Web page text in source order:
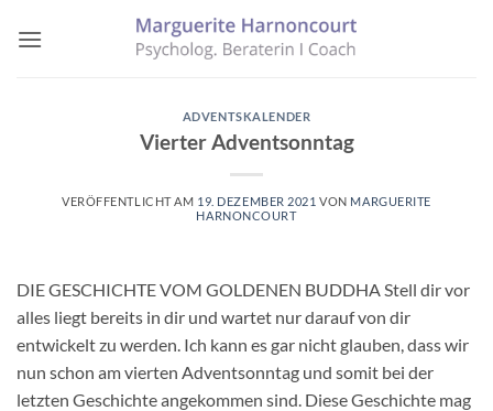
Inhalt
ADVENTSKALENDER
Vierter Adventsonntag
VERÖFFENTLICHT AM 19. DEZEMBER 2021 VON MARGUERITE
HARNONCOURT
DIE GESCHICHTE VOM GOLDENEN BUDDHA Stell dir vor
alles liegt bereits in dir und wartet nur darauf von dir
entwickelt zu werden. Ich kann es gar nicht glauben, dass wir
nun schon am vierten Adventsonntag und somit bei der
letzten Geschichte angekommen sind. Diese Geschichte mag